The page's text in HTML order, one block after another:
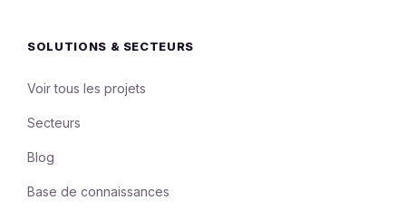
SOLUTIONS & SECTEURS
Voir tous les projets
Secteurs
Blog
Base de connaissances